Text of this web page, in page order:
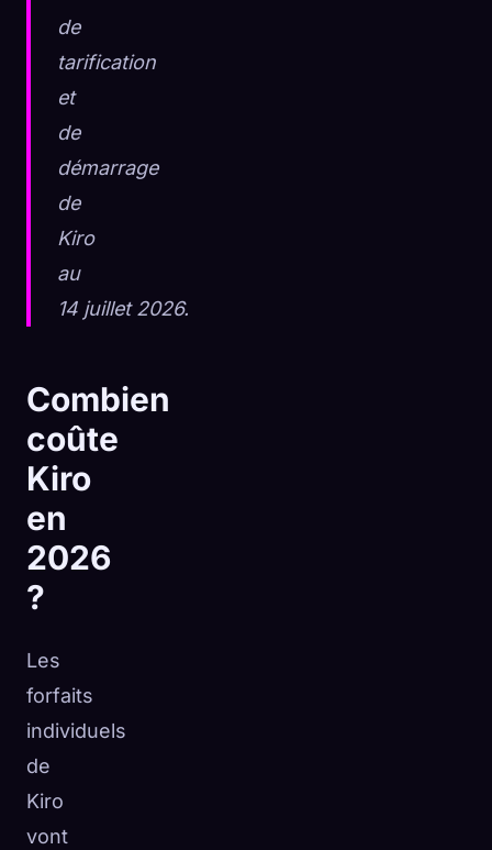
de
tarification
et
de
démarrage
de
Kiro
au
14 juillet 2026.
Combien
coûte
Kiro
en
2026
?
Les
forfaits
individuels
de
Kiro
vont